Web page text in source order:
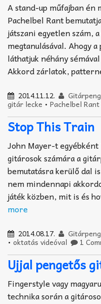
A stand-up műfajban én
Pachelbel Rant
játszani egyetlen szám,
megtanulásával. Ahogy
láthatjuk néhány
Akkord zárlatok,
2014.11.12.
gitár lecke • Pachelbel Rant
Stop This Train
John Mayer-t
gitárosok számára a
bemutatásra kerülő dal
nem mindennapi
játék közben, mit is és
more
2014.08.17.
• oktatás videóval 1
Ujjal pengetős
Fingerstyle vagy
technika során a